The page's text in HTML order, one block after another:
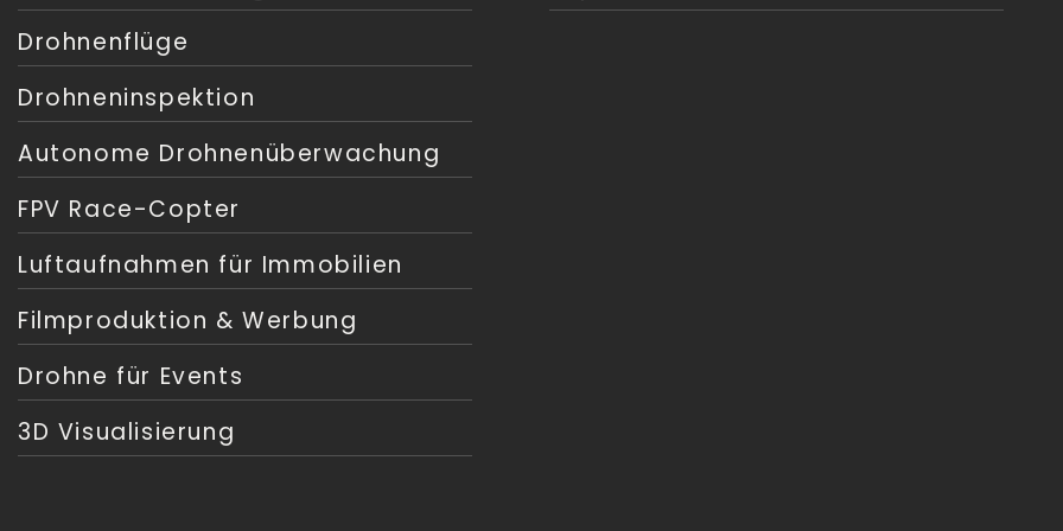
Drohnenflüge
Drohneninspektion
Autonome Drohnenüberwachung
FPV Race-Copter
Luftaufnahmen für Immobilien
Filmproduktion & Werbung
Drohne für Events
3D Visualisierung